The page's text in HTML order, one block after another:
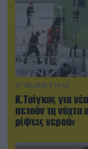
07.08.2026 | 16:02
Κ.Τσίγκας για
πετούν τη νύχτα
ρίψεις νερού»